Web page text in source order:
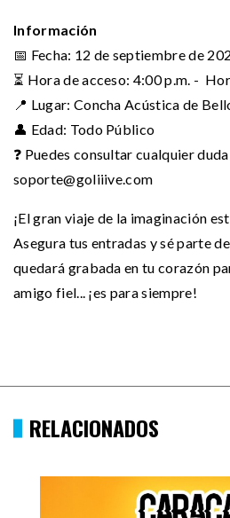
Información
📅 Fecha: 12 de septiembre de
⏳ Hora de acceso: 4:00 p.m. -
📍 Lugar: Concha Acústica de
👤 Edad: Todo Público
❓ Puedes consultar cualquier
soporte@goliiive.com
¡El gran viaje de la imaginación
Asegura tus entradas y sé parte
quedará grabada en tu corazón
amigo fiel... ¡es para siempre!
RELACIONADOS